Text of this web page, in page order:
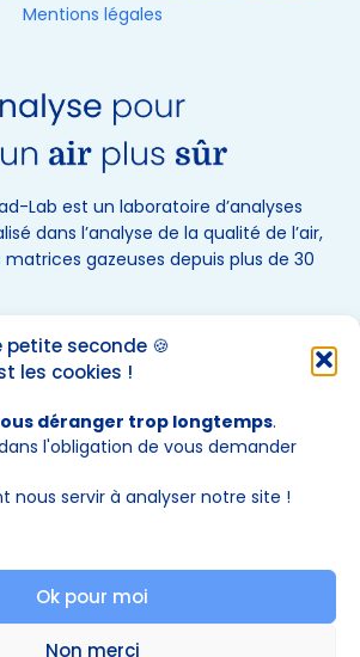
petite seconde 🍪
les cookies !
déranger trop longtemps.
l'obligation de vous demander
nous servir à analyser notre site !
Ok pour moi
Non merci
Mentions légales
Lab est un laboratoire d’analyses
dans l’analyse de la qualité de l’air,
gazeuses depuis plus de 30
Lab fait également partie des